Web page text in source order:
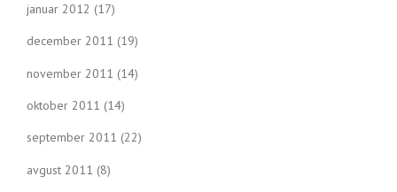
januar 2012 (17)
december 2011 (19)
november 2011 (14)
oktober 2011 (14)
september 2011 (22)
avgust 2011 (8)